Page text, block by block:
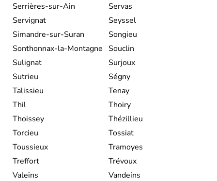
Serrières-sur-Ain
Servas
Servignat
Seyssel
Simandre-sur-Suran
Songieu
Sonthonnax-la-Montagne
Souclin
Sulignat
Surjoux
Sutrieu
Ségny
Talissieu
Tenay
Thil
Thoiry
Thoissey
Thézillieu
Torcieu
Tossiat
Toussieux
Tramoyes
Treffort
Trévoux
Valeins
Vandeins